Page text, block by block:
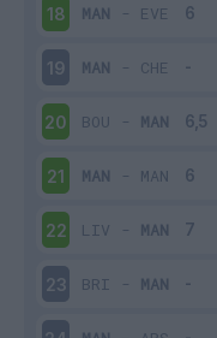
18 MAN - EVE
19 MAN - CHE
20 BOU - MAN
21 MAN - MAN
22 LIV - MAN
23 BRI - MAN